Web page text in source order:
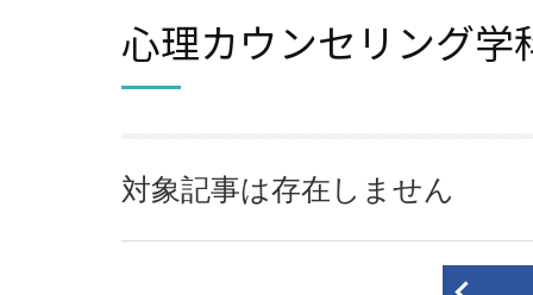
心理カウンセリング学
対象記事は存在しません